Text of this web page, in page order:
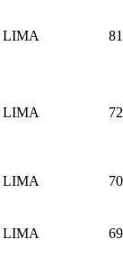
LIMA
LIMA
LIMA
LIMA